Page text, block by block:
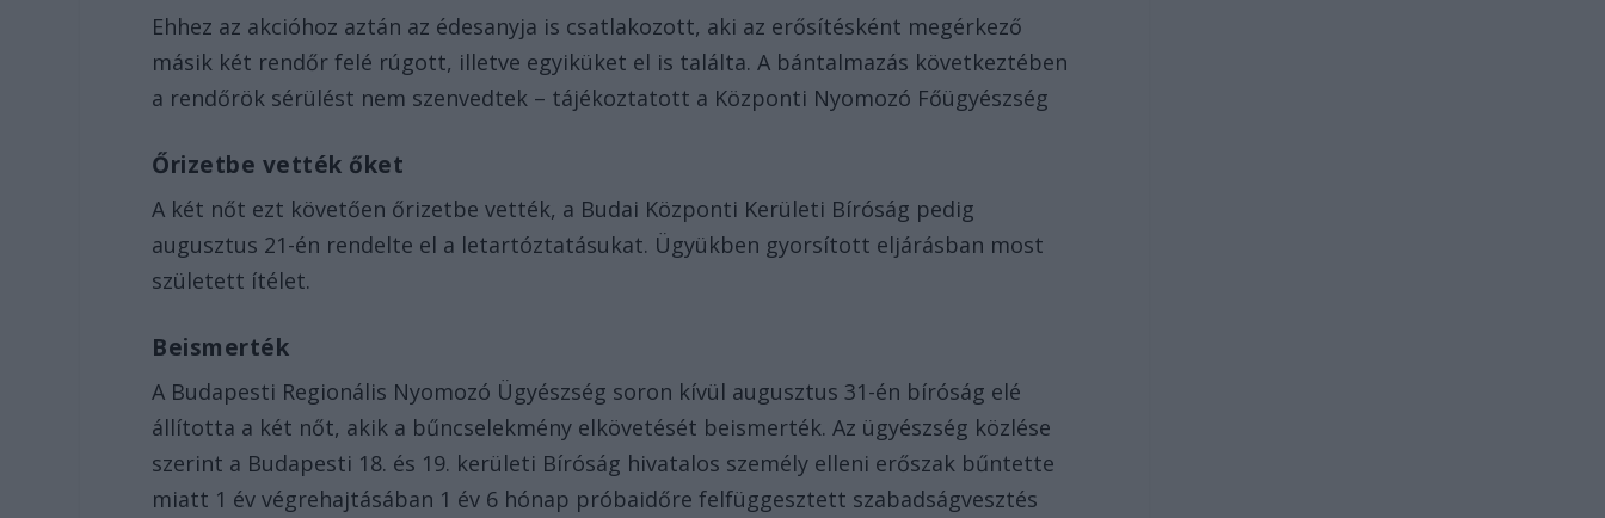
Ehhez az akcióhoz aztán az édesanyja is csatlakozott, aki az erősítésként megérkező
másik két rendőr felé rúgott, illetve egyiküket el is találta. A bántalmazás következtében
a rendőrök sérülést nem szenvedtek – tájékoztatott a Központi Nyomozó Főügyészség
Őrizetbe vették őket
A két nőt ezt követően őrizetbe vették, a Budai Központi Kerületi Bíróság pedig
augusztus 21-én rendelte el a letartóztatásukat. Ügyükben gyorsított eljárásban most
született ítélet.
Beismerték
A Budapesti Regionális Nyomozó Ügyészség soron kívül augusztus 31-én bíróság elé
állította a két nőt, akik a bűncselekmény elkövetését beismerték. Az ügyészség közlése
szerint a Budapesti 18. és 19. kerületi Bíróság hivatalos személy elleni erőszak bűntette
miatt 1 év végrehajtásában 1 év 6 hónap próbaidőre felfüggesztett szabadságvesztés